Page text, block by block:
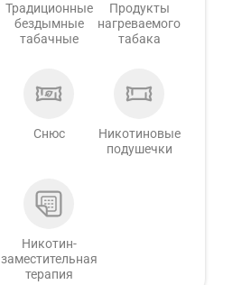
Традиционные
бездымные
табачные
Продукты
нагреваемого
табака
Снюс
Никотиновые
подушечки
Никотин-
заместительная
терапия